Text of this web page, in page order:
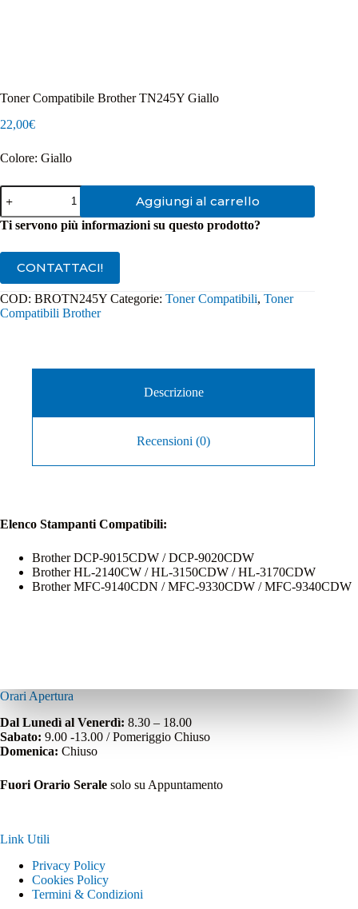
Toner Compatibile Brother TN245Y Giallo
22,00€
Colore: Giallo
Toner
Compatibile
Brother
TN245Y
quantità
Aggiungi al carrello
Ti servono più informazioni su questo prodotto?
CONTATTACI!
COD: BROTN245Y Categorie: Toner Compatibili, Toner
Compatibili Brother
Descrizione
Recensioni (0)
Elenco Stampanti Compatibili:
Brother DCP-9015CDW / DCP-9020CDW
Brother HL-2140CW / HL-3150CDW / HL-3170CDW
Brother MFC-9140CDN / MFC-9330CDW / MFC-9340CDW
Orari Apertura
Dal Lunedì al Venerdì: 8.30 – 18.00
Sabato: 9.00 -13.00 / Pomeriggio Chiuso
Domenica: Chiuso
Fuori Orario Serale solo su Appuntamento
Link Utili
Privacy Policy
Cookies Policy
Termini & Condizioni